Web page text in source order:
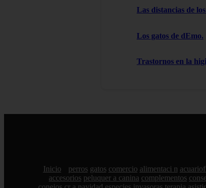
Las distancias de
Los gatos de dEmo.
Trastornos en la
Inicio perros gatos comercio alimentaci n
accesorios peluquer a canina complementos